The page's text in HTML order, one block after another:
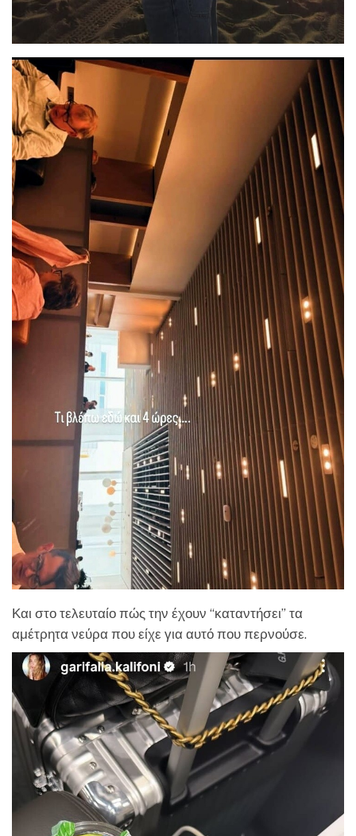
Και στο τελευταίο πώς την έχουν “καταντήσει” τα
αμέτρητα νεύρα που είχε για αυτό που περνούσε.